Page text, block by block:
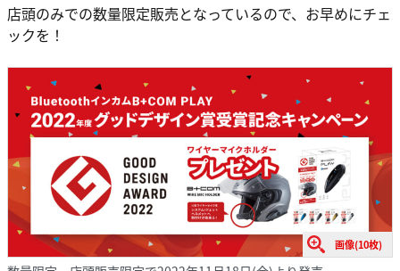
店頭のみでの数量限定販売となっているので、お早めにチェ
ックを！
画像(10枚)